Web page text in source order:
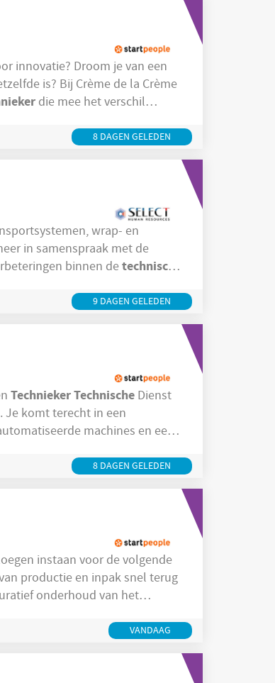
Droom je van een
is? Bij Crème de la Crème
die mee het verschil
jij onmisbaar 8 DAGEN GELEDEN
wrap- en
verbeteringen binnen detechnische
9 DAGEN GELEDEN
TechniekerTechnischeDienst
Je komt terecht in een
machines en een
8 DAGEN GELEDEN
instaan voor de volgende
VANDAAG